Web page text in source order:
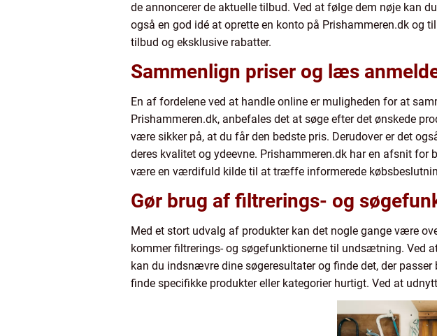
de annoncerer de aktuelle tilbud. Ved at følge dem nøje kan
også en god idé at oprette en konto på Prishammeren.dk og
tilbud og eksklusive rabatter.
Sammenlign priser og læs
En af fordelene ved at handle online er muligheden for at
Prishammeren.dk, anbefales det at søge efter det ønskede
være sikker på, at du får den bedste pris. Derudover er det
deres kvalitet og ydeevne. Prishammeren.dk har en afsnit for
være en værdifuld kilde til at træffe informerede
Gør brug af filtrerings- og
Med et stort udvalg af produkter kan det nogle gange være
kommer filtrerings- og søgefunktionerne til undsætning. Ved
kan du indsnævre dine søgeresultater og finde det, der
finde specifikke produkter eller kategorier hurtigt. Ved at